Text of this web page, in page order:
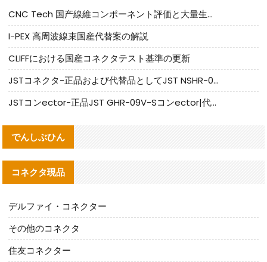
CNC Tech 国产線維コンポーネント評価と大量生産適合ガイド
I-PEX 高周波線束国産代替案の解説
CLIFFにおける国産コネクタテスト基準の更新
JSTコネクタ-正品および代替品としてJST NSHR-02V-Sコネクタを提供します
JSTコンector-正品JST GHR-09V-Sコンector|代替品提供
でんしぶひん
コネクタ現品
デルファイ・コネクター
その他のコネクタ
住友コネクター